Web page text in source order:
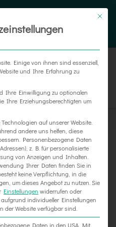
Instagram
Xing
Einige von ihnen sind essenziell,
und Ihre Erfahrung zu
Ihre Einwilligung zu optionalen
Ihre Erziehungsberechtigten um
auf unserer Website.
andere uns helfen, diese
Personenbezogene Daten
z. B. für personalisierte
von Anzeigen und Inhalten.
Ihrer Daten finden Sie in
keine Verpflichtung, in die
um dieses Angebot zu nutzen. Sie
Einstellungen widerrufen oder
individueller Einstellungen
der Website verfügbar sind.
Daten in den USA. Mit